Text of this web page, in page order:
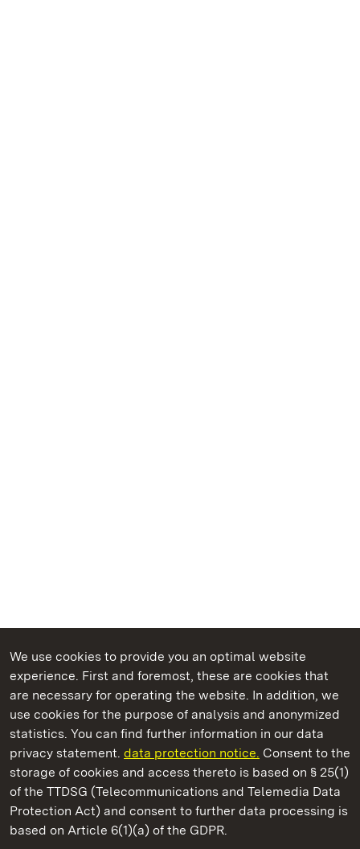
We use cookies to provide you an optimal website
experience. First and foremost, these are cookies that
are necessary for operating the website. In addition, we
use cookies for the purpose of analysis and anonymized
statistics. You can find further information in our data
privacy statement. data protection notice. Consent to the
storage of cookies and access thereto is based on § 25(1)
of the TTDSG (Telecommunications and Telemedia Data
Protection Act) and consent to further data processing is
based on Article 6(1)(a) of the GDPR.
State Palaces and Gardens of Baden-Wuerttemberg
Solitude Palace